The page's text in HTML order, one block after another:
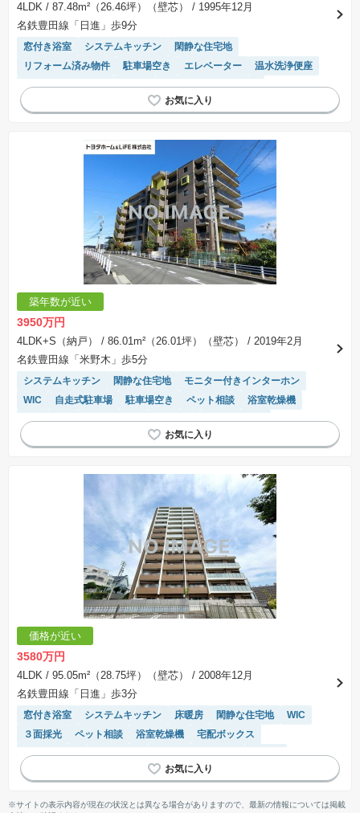
4LDK / 87.48m²（26.46坪）（壁芯）
/ 1995年12月
名鉄豊田線「日進」歩9分
窓付き浴室 システムキッチン
閑静な住宅地
リフォーム済み物件
駐車場空き エレベーター
温水洗浄便座
駐車場(普通車)あり
食洗機
駐輪場・バイク置き場
対面キッチン
築年数が近い
3950万円
4LDK+S（納戸） / 86.01m²（26.01坪）（壁芯）
/ 2019年2月
名鉄豊田線「米野木」歩5分
システムキッチン 閑静な住宅地
モニター付きインターホン
WIC
自走式駐車場 駐車場空き ペット相談
浴室乾燥機
平置駐車場
宅配ボックス 前面棟無
エレベーター
温水洗浄便座
駐車場(普通車)あり
価格が近い
3580万円
4LDK / 95.05m²（28.75坪）（壁芯）
/ 2008年12月
名鉄豊田線「日進」歩3分
窓付き浴室 システムキッチン 床暖房 閑静な住宅地
WIC
３面採光
ペット相談 浴室乾燥機
宅配ボックス
エレベーター
陽当り良好 駐車場(普通車)あり
食洗機
駐輪場・バイク置き場
対面キッチン
※サイトの表示内容が現在の状況とは異なる場合がありますので、最新の情報については掲載